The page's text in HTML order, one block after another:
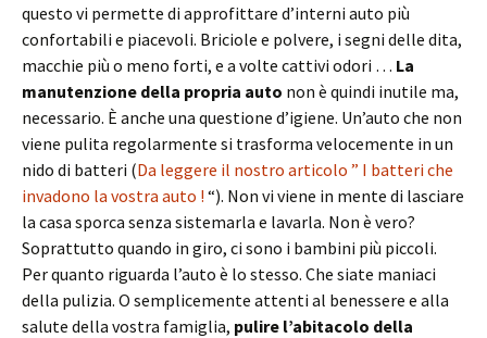
questo vi permette di approfittare d’interni auto più
confortabili e piacevoli. Briciole e polvere, i segni delle dita,
macchie più o meno forti, e a volte cattivi odori … La
manutenzione della propria auto non è quindi inutile ma,
necessario. È anche una questione d’igiene. Un’auto che non
viene pulita regolarmente si trasforma velocemente in un
nido di batteri (Da leggere il nostro articolo ” I batteri che
invadono la vostra auto ! “). Non vi viene in mente di lasciare
la casa sporca senza sistemarla e lavarla. Non è vero?
Soprattutto quando in giro, ci sono i bambini più piccoli.
Per quanto riguarda l’auto è lo stesso. Che siate maniaci
della pulizia. O semplicemente attenti al benessere e alla
salute della vostra famiglia, pulire l’abitacolo della